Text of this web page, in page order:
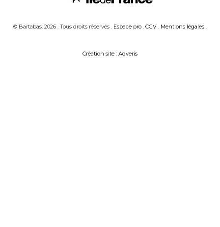
© Bartabas. 2026 . Tous droits réservés . Espace pro . CGV . Mentions légales .
Création site : Adveris